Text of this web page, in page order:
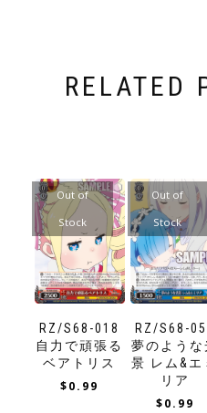
RELATED
RZ/S68-018
自力で頑張る
ベアトリス
Out of
Stock
$0.99
RZ/S68-
夢のような
景 レム&エ
リア
Out of
Stock
$0.99